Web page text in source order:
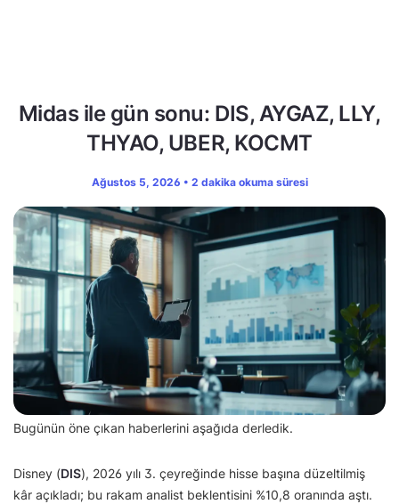
Midas ile gün sonu: DIS, AYGAZ, LLY,
THYAO, UBER, KOCMT
Ağustos 5, 2026 • 2 dakika okuma süresi
Bugünün öne çıkan haberlerini aşağıda derledik.
Disney (DIS), 2026 yılı 3. çeyreğinde hisse başına düzeltilmiş
kâr açıkladı; bu rakam analist beklentisini %10,8 oranında aştı.